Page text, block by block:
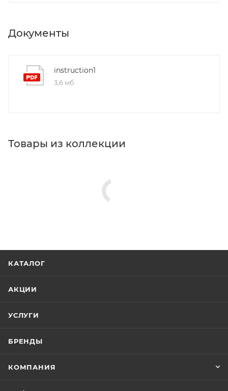
Документы
instruction1
3,6 мб
Товары из коллекции
Дозаторы
Да
Аксессуары для ванной, Товар, 00-011847160
Timo
00-01184716
3298.72